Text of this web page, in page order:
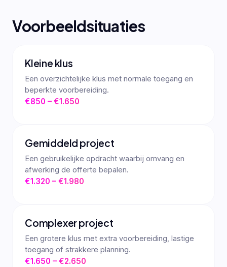
Voorbeeldsituaties
Kleine klus
Een overzichtelijke klus met normale toegang en
beperkte voorbereiding.
€850 – €1.650
Gemiddeld project
Een gebruikelijke opdracht waarbij omvang en
afwerking de offerte bepalen.
€1.320 – €1.980
Complexer project
Een grotere klus met extra voorbereiding, lastige
toegang of strakkere planning.
€1.650 – €2.650